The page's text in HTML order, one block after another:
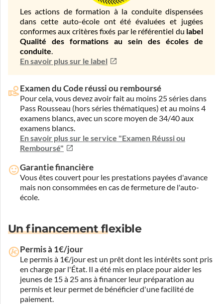
Les actions de formation à la conduite dispensées
dans cette auto-école ont été évaluées et jugées
conformes aux critères fixés par le référentiel du label
Qualité des formations au sein des écoles de
conduite.
En savoir plus sur le label
Examen du Code réussi ou remboursé
Pour cela, vous devez avoir fait au moins 25 séries dans
Pass Rousseau (hors séries thématiques) et au moins 4
examens blancs, avec un score moyen de 34/40 aux
examens blancs.
En savoir plus sur le service "Examen Réussi ou
Remboursé"
Garantie financière
Vous êtes couvert pour les prestations payées d'avance
mais non consommées en cas de fermeture de l'auto-
école.
Un financement flexible
Permis à 1€/jour
Le permis à 1€/jour est un prêt dont les intérêts sont pris
en charge par l'État. Il a été mis en place pour aider les
jeunes de 15 à 25 ans à financer leur préparation au
permis et leur permet de bénéficier d'une facilité de
paiement.